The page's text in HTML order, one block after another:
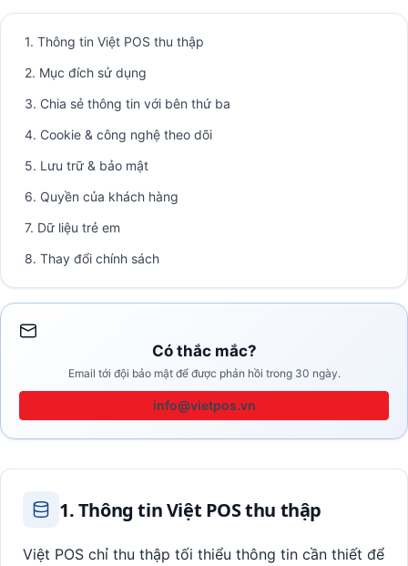
1. Thông tin Việt POS thu thập
2. Mục đích sử dụng
3. Chia sẻ thông tin với bên thứ ba
4. Cookie & công nghệ theo dõi
5. Lưu trữ & bảo mật
6. Quyền của khách hàng
7. Dữ liệu trẻ em
8. Thay đổi chính sách
Có thắc mắc?
Email tới đội bảo mật để được phản hồi trong 30 ngày.
info@vietpos.vn
1. Thông tin Việt POS thu thập
Việt POS chỉ thu thập tối thiểu thông tin cần thiết để